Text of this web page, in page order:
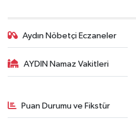
Aydın Nöbetçi Eczaneler
AYDIN Namaz Vakitleri
Puan Durumu ve Fikstür